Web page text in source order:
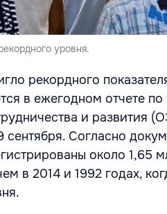
уровня.
рекордного
в ежегодном отчете
и развития
сентября. Согласно
около 1,65
в 2014 и 1992 годах,